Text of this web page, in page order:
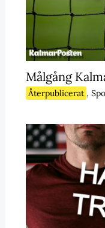
Målgång
Återpublicerat ,